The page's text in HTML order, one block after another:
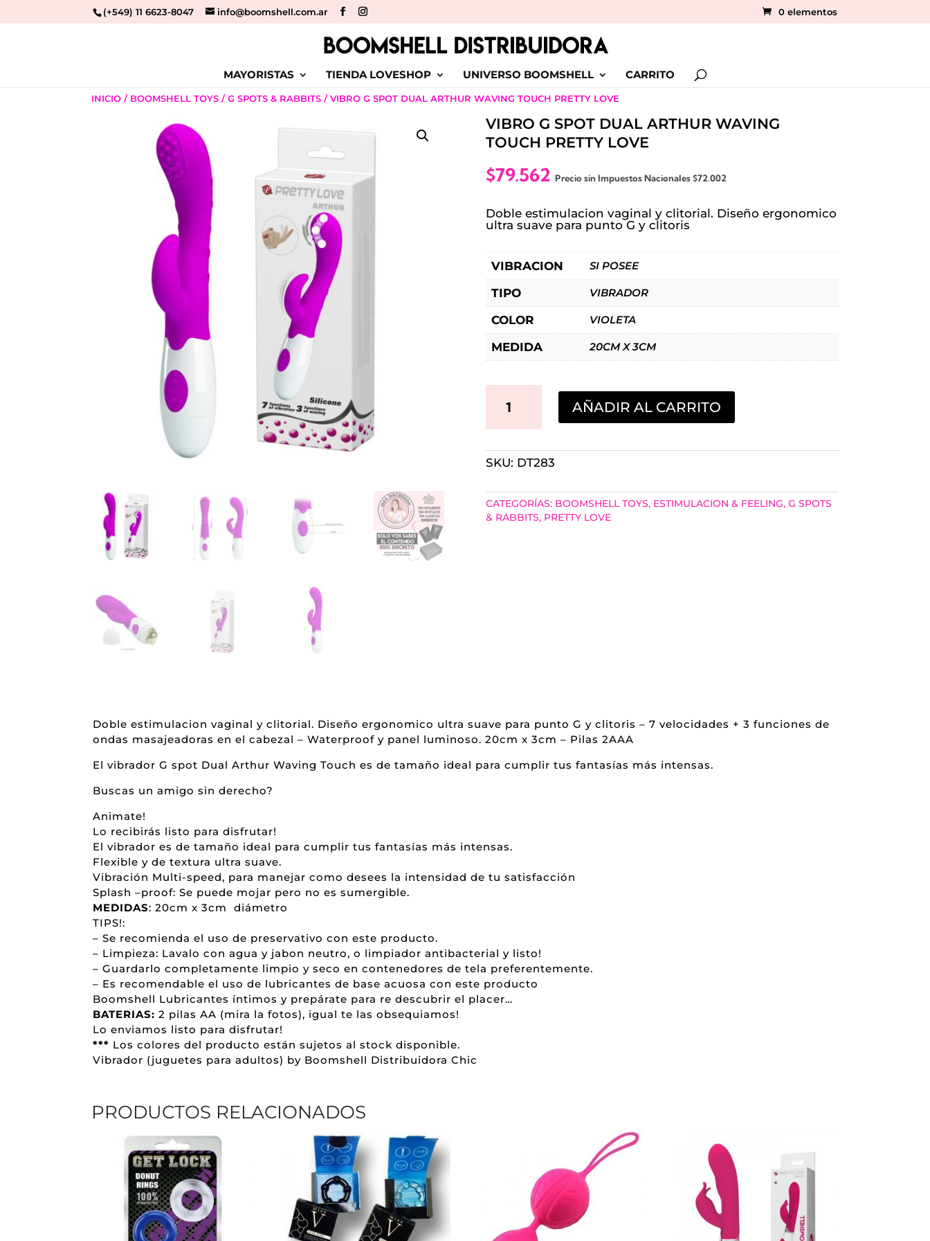
(+549) 11 6623-8047 info@boomshell.com.ar 0 elementos
MAYORISTAS TIENDA LOVESHOP UNIVERSO BOOMSHELL CARRITO
INICIO / BOOMSHELL TOYS /G SPOTS & RABBITS / VIBRO G SPOT DUAL ARTHUR WAVING TOUCH PRETTY LOVE
VIBRO G SPOT DUAL ARTHUR WAVING
TOUCH PRETTY LOVE
$79.562 Precio sin Impuestos Nacionales$72.002
Doble estimulacion vaginal y clitorial. Diseño ergonomico
ultra suave para punto G y clitoris
VIBRACION SI POSEE
TIPO VIBRADOR
COLOR VIOLETA
MEDIDA 20CM X 3CM
DUAL
ARTHUR
WAVING
AÑADIR AL CARRITO
SKU: DT283
CATEGORÍAS: BOOMSHELL TOYS, ESTIMULACION & FEELING, G SPOTS
& RABBITS, PRETTY LOVE
Doble estimulacion vaginal y clitorial. Diseño ergonomico ultra suave para punto G y clitoris – 7 velocidades + 3 funciones de
ondas masajeadoras en el cabezal – Waterproof y panel luminoso. 20cm x 3cm – Pilas 2AAA
El vibrador G spot Dual Arthur Waving Touch es de tamaño ideal para cumplir tus fantasías más intensas.
Buscas un amigo sin derecho?
Animate!
Lo recibirás listo para disfrutar!
El vibrador es de tamaño ideal para cumplir tus fantasías más intensas.
Flexible y de textura ultra suave.
Vibración Multi-speed, para manejar como desees la intensidad de tu satisfacción
Splash –proof: Se puede mojar pero no es sumergible.
MEDIDAS: 20cm x 3cm diámetro
TIPS!:
– Se recomienda el uso de preservativo con este producto.
– Limpieza: Lavalo con agua y jabon neutro, o limpiador antibacterial y listo!
– Guardarlo completamente limpio y seco en contenedores de tela preferentemente.
– Es recomendable el uso de lubricantes de base acuosa con este producto
Boomshell Lubricantes íntimos y prepárate para re descubrir el placer…
BATERIAS: 2 pilas AA (mira la fotos), igual te las obsequiamos!
Lo enviamos listo para disfrutar!
*** Los colores del producto están sujetos al stock disponible.
Vibrador (juguetes para adultos) by Boomshell Distribuidora Chic
PRODUCTOS RELACIONADOS